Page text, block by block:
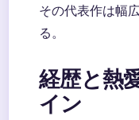
その代表作は幅
る。
経歴と熱
イン